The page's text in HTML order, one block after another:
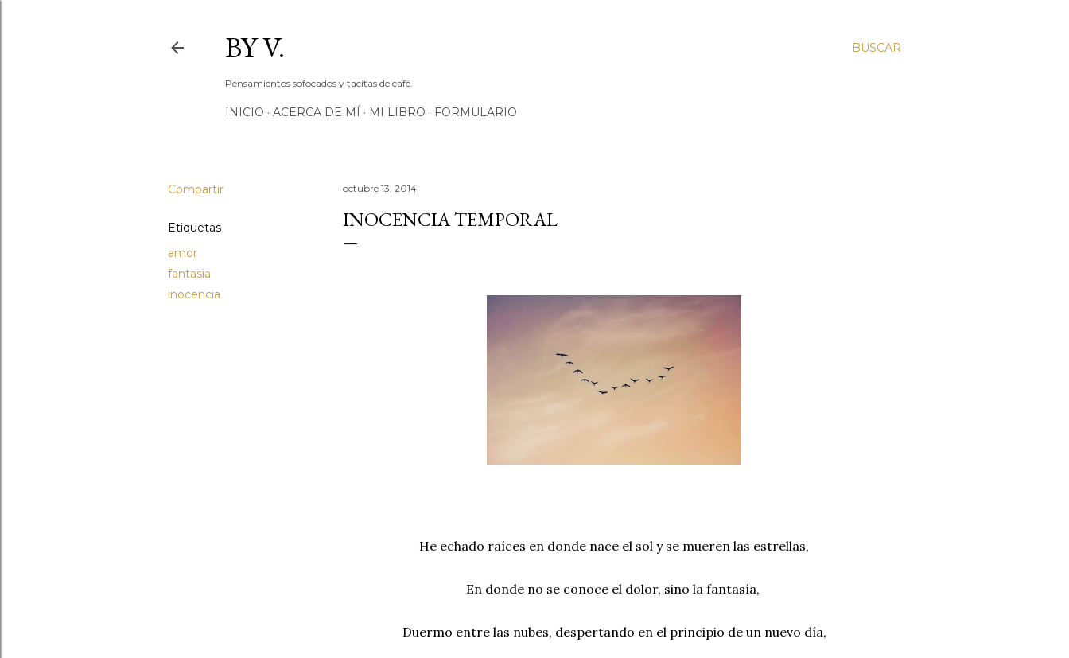
BUSCAR
BY V.
Pensamientos sofocados y tacitas de café.
INICIO ACERCA DE MÍ MI LIBRO FORMULARIO
Compartir
Etiquetas
amor
fantasia
inocencia
octubre 13, 2014
INOCENCIA TEMPORAL
He echado raíces en donde nace el sol y se mueren las estrellas,
En donde no se conoce el dolor, sino la fantasía,
Duermo entre las nubes, despertando en el principio de un nuevo día,